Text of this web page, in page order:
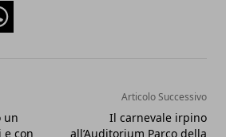
un
e con
Articolo Successivo
Il carnevale irpino
all’Auditorium Parco della